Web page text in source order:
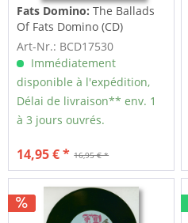
Fats Domino:The Ballads
Of Fats Domino (CD)
Art-Nr.: BCD17530
Immédiatement
disponible à l'expédition,
Délai de livraison** env. 1
à 3 jours ouvrés.
16,95 € *
14,95 € *